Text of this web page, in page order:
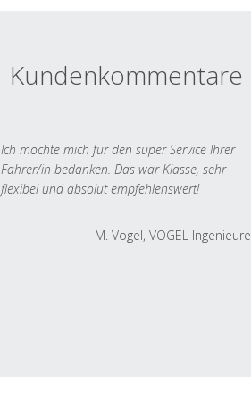
Kundenkommentare
Ich möchte mich für den super Service Ihrer
Fahrer/in bedanken. Das war Klasse, sehr
flexibel und absolut empfehlenswert!
M. Vogel, VOGEL Ingenieure